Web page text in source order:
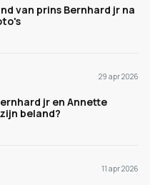
van prins Bernhard jr na
29 apr 2026
jr en Annette
beland?
11 apr 2026